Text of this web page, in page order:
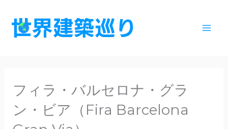
フィラ・バルセロナ・グラ
ン・ビア（Fira Barcelona